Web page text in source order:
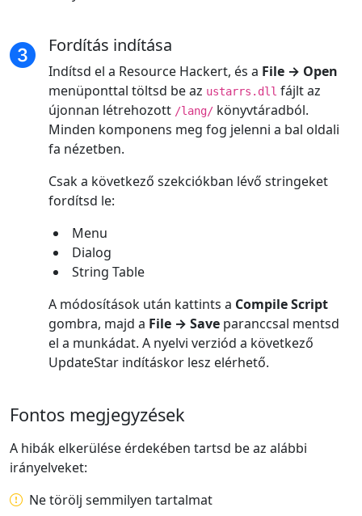
Fordítás indítása
Indítsd el a Resource Hackert, és a File → Open
menüponttal töltsd be az ustarrs.dll fájlt az
újonnan létrehozott /lang/ könyvtáradból.
Minden komponens meg fog jelenni a bal oldali
fa nézetben.
Csak a következő szekciókban lévő stringeket
fordítsd le:
Menu
Dialog
String Table
A módosítások után kattints a Compile Script
gombra, majd a File → Save paranccsal mentsd
el a munkádat. A nyelvi verziód a következő
UpdateStar indításkor lesz elérhető.
Fontos megjegyzések
A hibák elkerülése érdekében tartsd be az alábbi
irányelveket:
Ne törölj semmilyen tartalmat